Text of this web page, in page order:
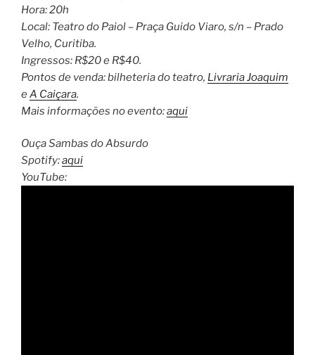
Hora: 20h
Local: Teatro do Paiol – Praça Guido Viaro, s/n – Prado
Velho, Curitiba.
Ingressos: R$20 e R$40.
Pontos de venda: bilheteria do teatro, Livraria Joaquim
eA Caiçara.
Mais informações no evento:aqui
Ouça Sambas do Absurdo
Spotify:aqui
YouTube: